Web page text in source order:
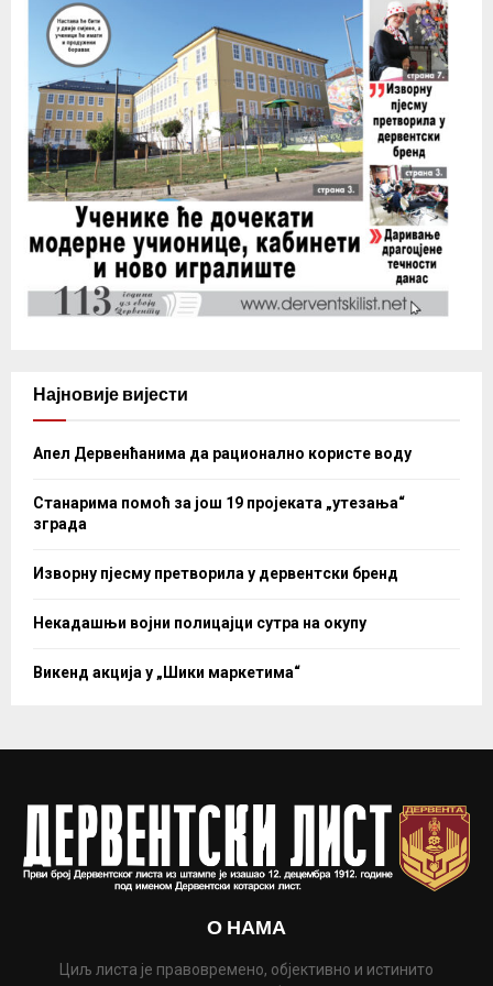
Најновије вијести
Апел Дервенћанима да рационално користе воду
Станарима помоћ за још 19 пројеката „утезања“
зграда
Изворну пјесму претворила у дервентски бренд
Некадашњи војни полицајци сутра на окупу
Викенд акција у „Шики маркетима“
О НАМА
Циљ листа је правовремено, објективно и истинито